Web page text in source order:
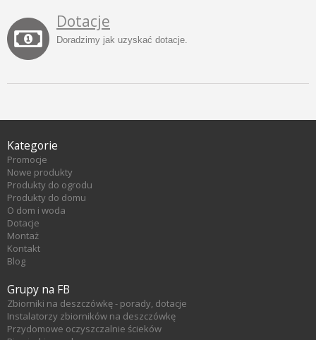
Dotacje
Doradzimy jak uzyskać dotacje.
Kategorie
Promocje
Nowe produkty
Produkty do ogrodu
Produkty do domu
O dom i woda
Dotacje
Montaż
Kontakt
Blog
Grupy na FB
Zbiorniki na deszczówkę - porady, dotacje
Instalatorzy zbiorników na deszczówkę
Przydomowe oczyszczalnie ścieków